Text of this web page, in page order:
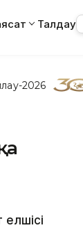
Талдау
2026